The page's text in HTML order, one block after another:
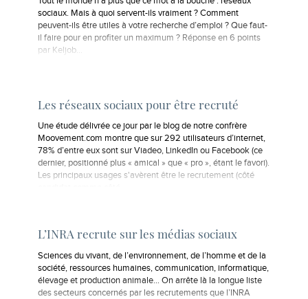
sociaux. Mais à quoi servent-ils vraiment ? Comment
peuvent-ils être utiles à votre recherche d’emploi ? Que faut-
il faire pour en profiter un maximum ? Réponse en 6 points
par Keljob...
Les réseaux sociaux pour être recruté
Une étude délivrée ce jour par le blog de notre confrère
Moovement.com montre que sur 292 utilisateurs d’internet,
78% d’entre eux sont sur Viadeo, LinkedIn ou Facebook (ce
dernier, positionné plus « amical » que « pro », étant le favori).
Les principaux usages s'avèrent être le recrutement (côté
L’INRA recrute sur les médias sociaux
Sciences du vivant, de l’environnement, de l’homme et de la
société, ressources humaines, communication, informatique,
élevage et production animale… On arrête là la longue liste
des secteurs concernés par les recrutements que l’INRA